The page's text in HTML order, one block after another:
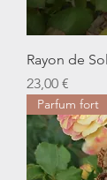
Rayon de
Prix
23,00 €
Parfum fort